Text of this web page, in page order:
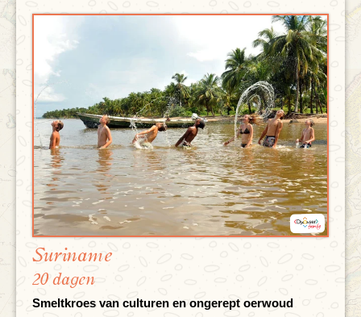
Suriname
20 dagen
Smeltkroes van culturen en ongerept oerwoud